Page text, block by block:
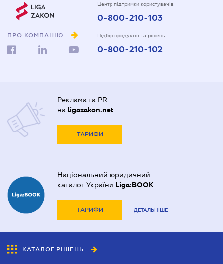
ПРО КОМПАНІЮ
Центр підтримки користувачів
0-800-210-103
Підбір продуктів та рішень
0-800-210-102
Реклама та PR
на ligazakon.net
ТАРИФИ
Національний юридичний
каталог України Liga:BOOK
ТАРИФИ ДЕТАЛЬНІШЕ
КАТАЛОГ РІШЕНЬ